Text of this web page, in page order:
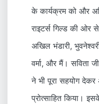
के कार्यक्रम को और
राइटर्स गिल्ड की
अखिल भंडारी,
वर्मा, और मैं। सविता
ने भी पूरा सहयोग
प्रोत्साहित किया।